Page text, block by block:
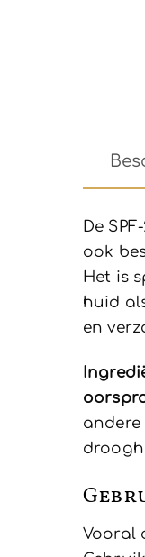
De
ook
Het is
huid
en
andere
Vooral